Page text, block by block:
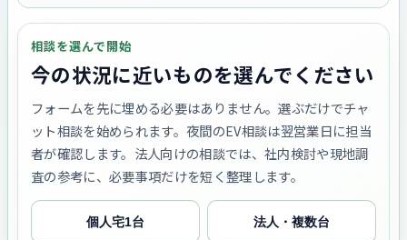
相談を選んで開始
今の状況に近いものを選んでください
フォームを先に埋める必要はありません。選ぶだけでチャ
ット相談を始められます。夜間のEV相談は翌営業日に担当
者が確認します。法人向けの相談では、社内検討や現地調
査の参考に、必要事項だけを短く整理します。
個人宅1台 法人・複数台